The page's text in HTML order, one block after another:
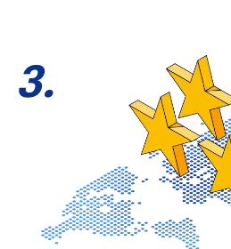
3.